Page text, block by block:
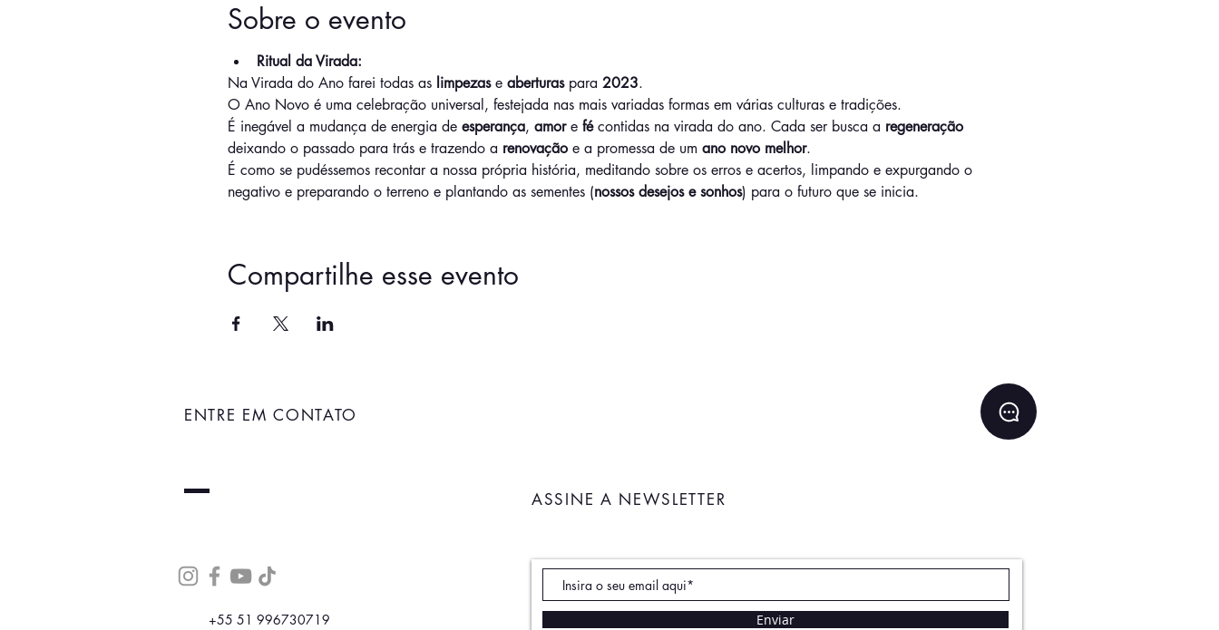
Sobre o evento
Ritual da Virada:
Na Virada do Ano farei todas as limpezas e aberturas para 2023.
O Ano Novo é uma celebração universal, festejada nas mais variadas formas em várias culturas e tradições.
É inegável a mudança de energia de esperança, amor e fé contidas na virada do ano. Cada ser busca a regeneração
deixando o passado para trás e trazendo a renovação e a promessa de um ano novo melhor.
É como se pudéssemos recontar a nossa própria história, meditando sobre os erros e acertos, limpando e expurgando o
negativo e preparando o terreno e plantando as sementes (nossos desejos e sonhos) para o futuro que se inicia.
Compartilhe esse evento
ENTRE EM CONTATO
+55 51 996730719
ASSINE A NEWSLETTER
Enviar